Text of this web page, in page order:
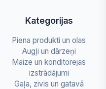
Kategorijas
Piena produkti un olas
Augļi un dārzeņi
Maize un konditorejas
izstrādājumi
Gaļa, zivis un gatavā